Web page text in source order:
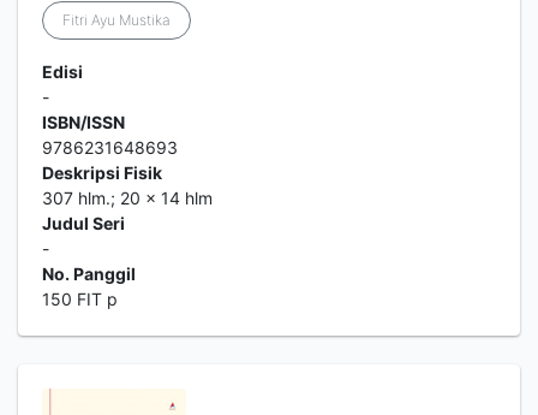
Fitri Ayu Mustika
Edisi
-
ISBN/ISSN
9786231648693
Deskripsi Fisik
307 hlm.; 20 x 14 hlm
Judul Seri
-
No. Panggil
150 FIT p